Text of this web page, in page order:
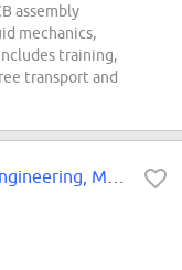
assembly
mechanics,
training,
transport and